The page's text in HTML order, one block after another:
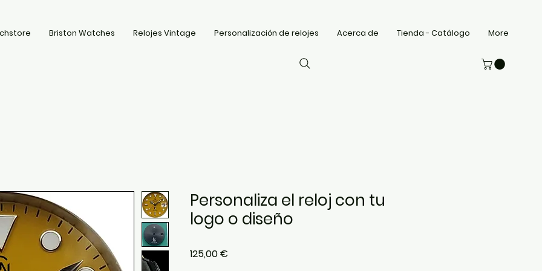
Briston Watches Relojes Vintage Personalización de relojes Acerca de Tienda - Catálogo More
Personaliza el reloj con tu
logo o diseño
125,00 €